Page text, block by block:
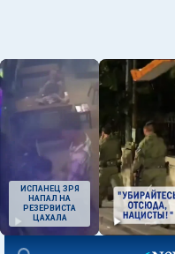
ИСПАНЕЦ ЗРЯ
НАПАЛ НА
РЕЗЕРВИСТА
ЦАХАЛА